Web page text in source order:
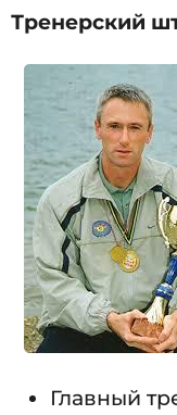
Тренерский
Главный